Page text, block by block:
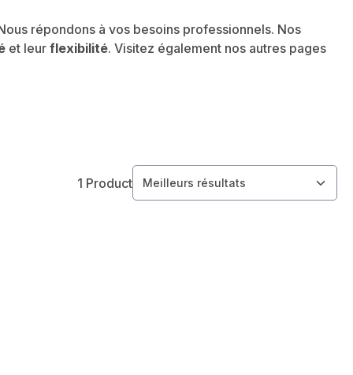
répondons à vos besoins professionnels. Nos
et leur flexibilité. Visitez également nos autres pages
1 Product